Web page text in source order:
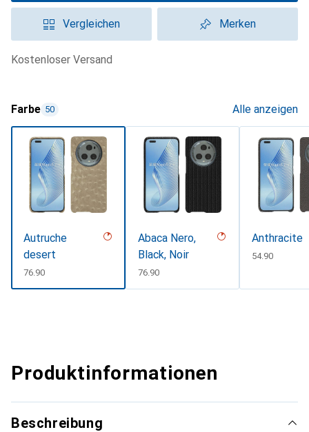
Vergleichen Merken
kostenloser Versand
Farbe 50 Alle anzeigen
Autruche
desert
CHF
76.90
Abaca Nero,
Black, Noir
CHF
76.90
Anthracite
CHF
54.90
Produktinformationen
Beschreibung